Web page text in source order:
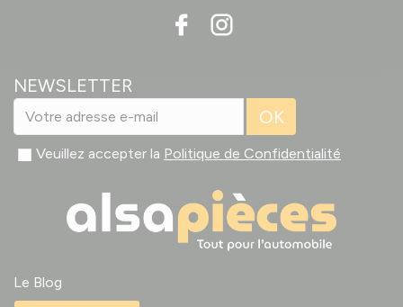
NEWSLETTER
OK
Veuillez accepter la Politique de Confidentialité
Le Blog